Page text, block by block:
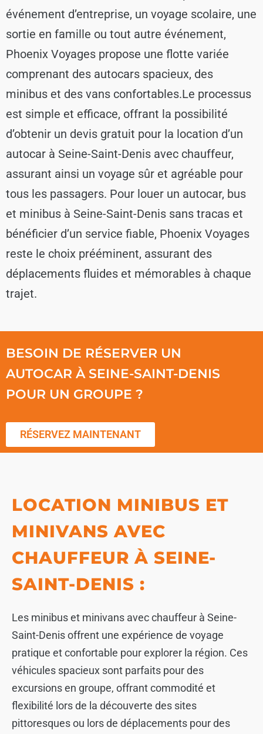
événement d’entreprise, un voyage scolaire, une
sortie en famille ou tout autre événement,
Phoenix Voyages propose une flotte variée
comprenant des autocars spacieux, des
minibus et des vans confortables.Le processus
est simple et efficace, offrant la possibilité
d’obtenir un devis gratuit pour la location d’un
autocar à Seine-Saint-Denis avec chauffeur,
assurant ainsi un voyage sûr et agréable pour
tous les passagers. Pour louer un autocar, bus
et minibus à Seine-Saint-Denis sans tracas et
bénéficier d’un service fiable, Phoenix Voyages
reste le choix prééminent, assurant des
déplacements fluides et mémorables à chaque
trajet.
BESOIN DE RÉSERVER UN
AUTOCAR À SEINE-SAINT-DENIS
POUR UN GROUPE ?
RÉSERVEZ MAINTENANT
LOCATION MINIBUS ET
MINIVANS AVEC
CHAUFFEUR À SEINE-
SAINT-DENIS :
Les minibus et minivans avec chauffeur à Seine-
Saint-Denis offrent une expérience de voyage
pratique et confortable pour explorer la région. Ces
véhicules spacieux sont parfaits pour des
excursions en groupe, offrant commodité et
flexibilité lors de la découverte des sites
pittoresques ou lors de déplacements pour des